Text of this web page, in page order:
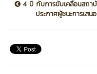
4 ปี กับการขับเคลื่อนสถาบั
ประกาศผู้ชนะการเสน